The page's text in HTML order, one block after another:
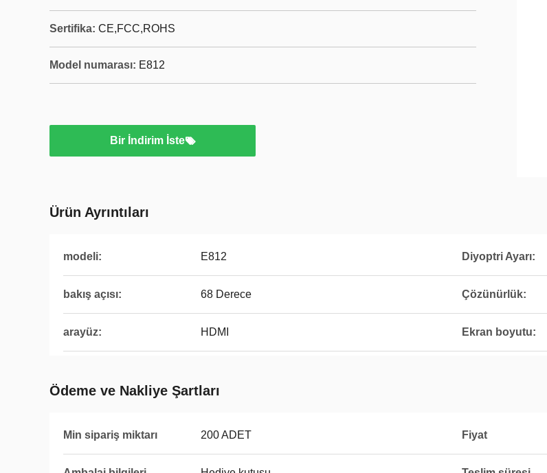
Sertifika: CE,FCC,ROHS
Model numarası: E812
Bir İndirim İste
Ürün Ayrıntıları
modeli: E812 Diyoptri Ayarı:
bakış açısı: 68 Derece Çözünürlük:
arayüz: HDMI Ekran boyutu:
Ödeme ve Nakliye Şartları
Min sipariş miktarı 200 ADET Fiyat